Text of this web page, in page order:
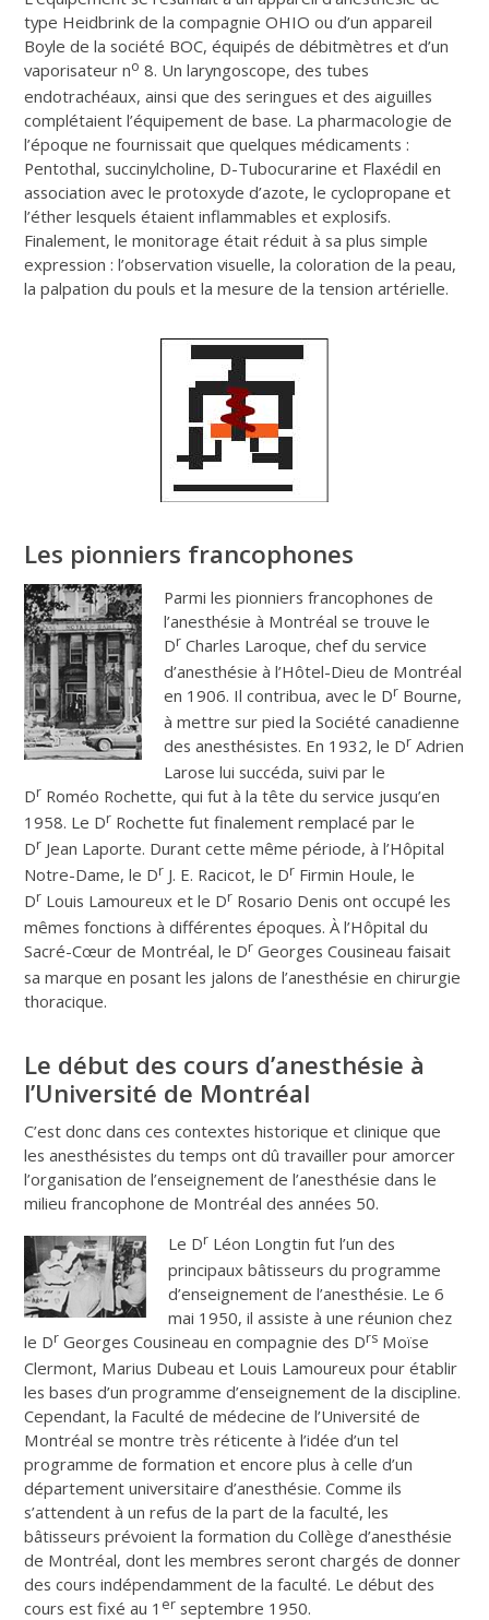
type Heidbrink de la compagnie OHIO ou d’un appareil
Boyle de la société BOC, équipés de débitmètres et d’un
vaporisateur no 8. Un laryngoscope, des tubes
endotrachéaux, ainsi que des seringues et des aiguilles
complétaient l’équipement de base. La pharmacologie de
l’époque ne fournissait que quelques médicaments :
Pentothal, succinylcholine, D-Tubocurarine et Flaxédil en
association avec le protoxyde d’azote, le cyclopropane et
l’éther lesquels étaient inflammables et explosifs.
Finalement, le monitorage était réduit à sa plus simple
expression : l’observation visuelle, la coloration de la peau,
la palpation du pouls et la mesure de la tension artérielle.
Les pionniers francophones
Parmi les pionniers francophones de
l’anesthésie à Montréal se trouve le
Dr Charles Laroque, chef du service
d’anesthésie à l’Hôtel-Dieu de Montréal
en 1906. Il contribua, avec le Dr Bourne,
à mettre sur pied la Société canadienne
des anesthésistes. En 1932, le Dr Adrien
Larose lui succéda, suivi par le
Dr Roméo Rochette, qui fut à la tête du service jusqu’en
1958. Le Dr Rochette fut finalement remplacé par le
Dr Jean Laporte. Durant cette même période, à l’Hôpital
Notre-Dame, le Dr J. E. Racicot, le Dr Firmin Houle, le
Dr Louis Lamoureux et le Dr Rosario Denis ont occupé les
mêmes fonctions à différentes époques. À l’Hôpital du
Sacré-Cœur de Montréal, le Dr Georges Cousineau faisait
sa marque en posant les jalons de l’anesthésie en chirurgie
thoracique.
Le début des cours d’anesthésie à
l’Université de Montréal
C’est donc dans ces contextes historique et clinique que
les anesthésistes du temps ont dû travailler pour amorcer
l’organisation de l’enseignement de l’anesthésie dans le
milieu francophone de Montréal des années 50.
Le Dr Léon Longtin fut l’un des
principaux bâtisseurs du programme
d’enseignement de l’anesthésie. Le 6
mai 1950, il assiste à une réunion chez
le Dr Georges Cousineau en compagnie des Drs Moïse
Clermont, Marius Dubeau et Louis Lamoureux pour établir
les bases d’un programme d’enseignement de la discipline.
Cependant, la Faculté de médecine de l’Université de
Montréal se montre très réticente à l’idée d’un tel
programme de formation et encore plus à celle d’un
département universitaire d’anesthésie. Comme ils
s’attendent à un refus de la part de la faculté, les
bâtisseurs prévoient la formation du Collège d’anesthésie
de Montréal, dont les membres seront chargés de donner
des cours indépendamment de la faculté. Le début des
cours est fixé au 1 er septembre 1950.